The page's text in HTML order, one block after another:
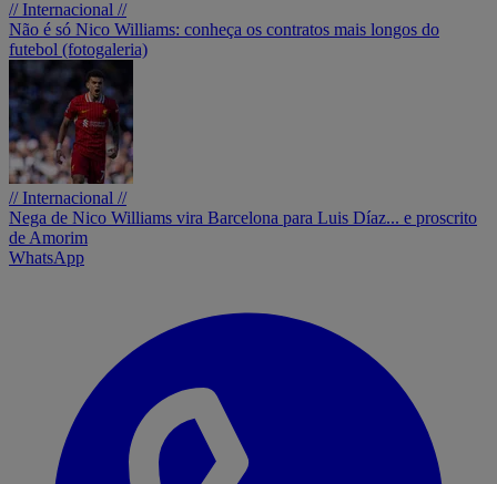
// Internacional //
Não é só Nico Williams: conheça os contratos mais longos do
futebol (fotogaleria)
// Internacional //
Nega de Nico Williams vira Barcelona para Luis Díaz... e proscrito
de Amorim
WhatsApp